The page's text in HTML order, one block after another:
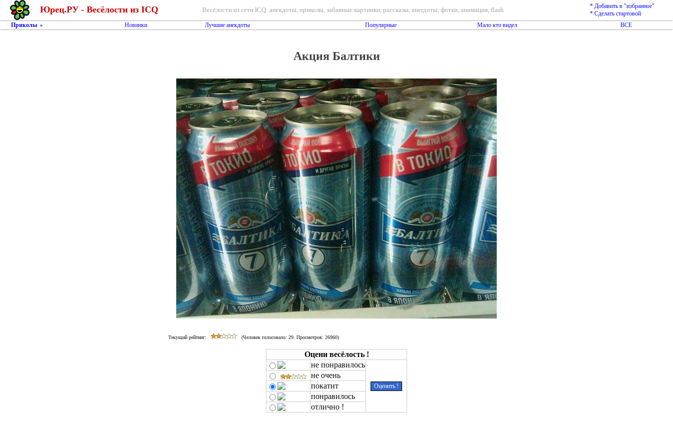
Юрец.РУ - Весёлости из ICQ Весёлости из сети ICQ: анекдоты, приколы, забавные картинки, рассказы, анегдоты, фотки, анимация, flash
* Добавить в "избранное"
* Сделать стартовой
Приколы » Новинки Лучшие анекдоты Популярные Мало кто видел ВСЕ
Акция Балтики
Текущий рейтинг: (Человек голосовало: 29 . Просмотров: 26960)
Оцени весёлость !
не понравилось
не очень
покатит
понравилось
отлично !